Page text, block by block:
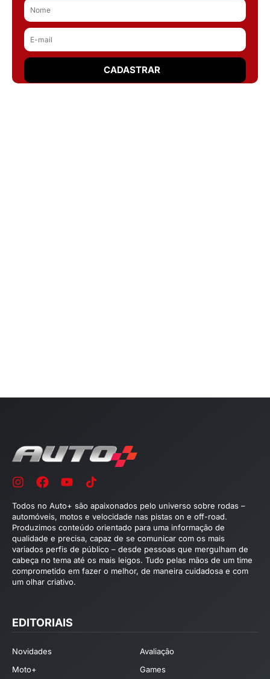
Todos no Auto+ são apaixonados pelo universo sobre rodas –
automóveis, motos e velocidade nas pistas on e off-road.
Produzimos conteúdo orientado para uma informação de
qualidade e precisa, capaz de se comunicar com os mais
variados perfis de público – desde pessoas que mergulham de
cabeça no tema até os mais leigos. Tudo pelas mãos de um time
comprometido em fazer o melhor, de maneira cuidadosa e com
um olhar criativo.
EDITORIAIS
Novidades
Avaliação
Moto+
Games